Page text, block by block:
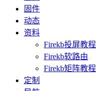
固件
动态
资料
Firekb投屏教程
Firekb软路由
Firekb矩阵教程
定制